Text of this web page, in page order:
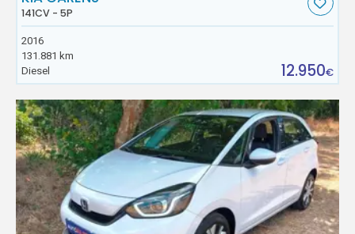
141CV - 5P
2016
131.881 km
Diesel
12.950€